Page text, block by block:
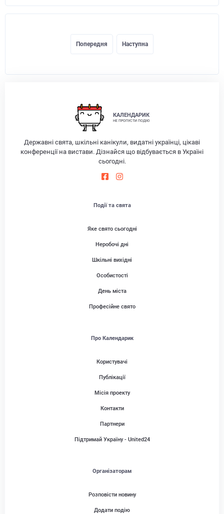
Попередня Наступна
КАЛЕНДАРИК
НЕ ПРОПУСТИ ПОДІЮ
Державні свята, шкільні канікули, видатні українці, цікаві
конференції на вистави. Дізнайся що відбувається в Україні
сьогодні.
Події та свята
Яке свято сьогодні
Неробочі дні
Шкільні вихідні
Особистості
День міста
Професійне свято
Про Календарик
Користувачі
Публікації
Місія проекту
Контакти
Партнери
Підтримай Україну - United24
Організаторам
Розповісти новину
Додати подію